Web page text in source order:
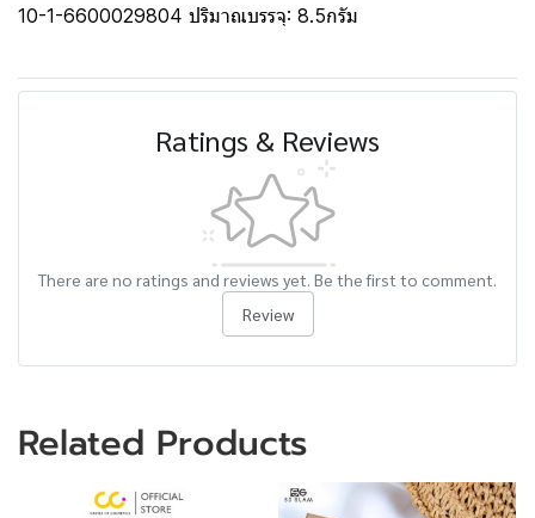
10-1-6600029804 ปริมาณบรรจุ: 8.5กรัม
Ratings & Reviews
There are no ratings and reviews yet. Be the first to comment.
Review
Related Products